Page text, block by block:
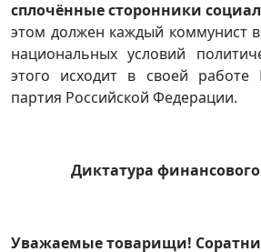
сплочённые сторонники
этом должен каждый коммунист
национальных условий
этого исходит в своей работе
партия Российской Федерации.
Диктатура
Уважаемые товарищи!